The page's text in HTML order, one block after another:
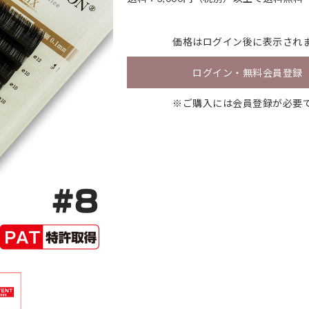
価格はログイン後に表示され
ログイン・無料会員登録
※ご購入には会員登録が必要